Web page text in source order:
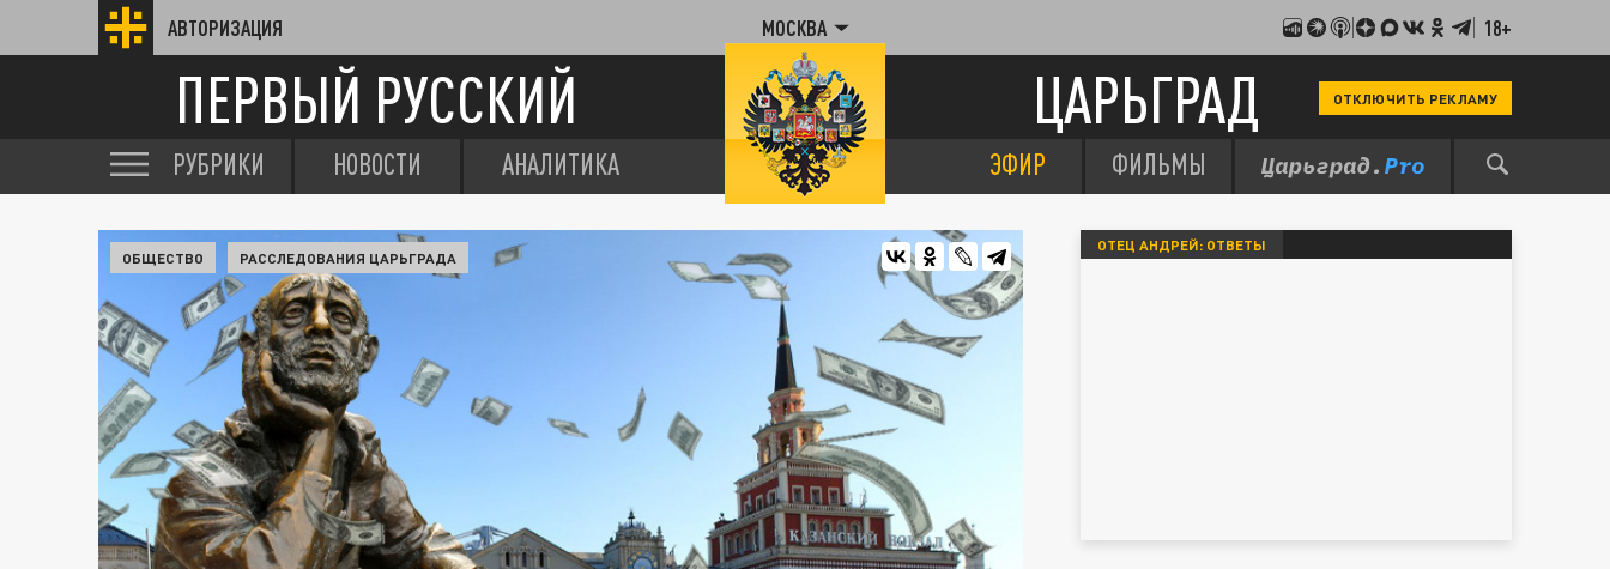
АВТОРИЗАЦИЯ МОСКВА 18+
ПЕРВЫЙ РУССКИЙ ЦАРЬГРАД ОТКЛЮЧИТЬ РЕКЛАМУ
РУБРИКИ НОВОСТИ АНАЛИТИКА ЭФИР ФИЛЬМЫ
ОБЩЕСТВО РАССЛЕДОВАНИЯ ЦАРЬГРАДА
ОТЕЦ АНДРЕЙ: ОТВЕТЫ